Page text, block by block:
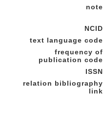
note
NCID
text language code
frequency of
publication code
ISSN
relation bibliography
link